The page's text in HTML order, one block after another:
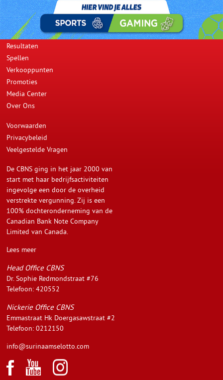
Opwaarderen
Resultaten
Spellen
Verkooppunten
Promoties
Media Center
Over Ons
Voorwaarden
Privacybeleid
Veelgestelde Vragen
De CBNS ging in het jaar 2000 van
start met haar bedrijfsactiviteiten
ingevolge een door de overheid
verstrekte vergunning. Zij is een
100% dochteronderneming van de
Canadian Bank Note Company
Limited van Canada.
Lees meer
Head Office CBNS
Dr. Sophie Redmondstraat #76
Telefoon: 420552
Nickerie Office CBNS
Emmastraat Hk Doergasawstraat #2
Telefoon: 0212150
info@surinaamselotto.com